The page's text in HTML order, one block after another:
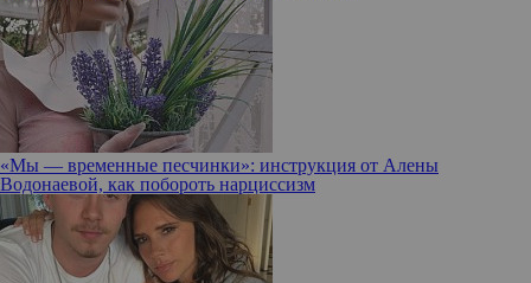
«Мы — временные песчинки»: инструкция от Алены
Водонаевой, как побороть нарциссизм